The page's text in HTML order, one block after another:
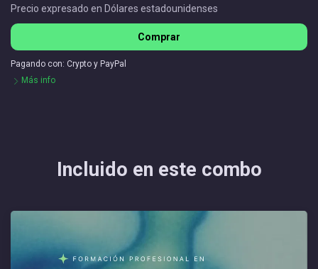
Precio expresado en Dólares estadounidenses
Comprar
Pagando con: Crypto y PayPal
Más info
Incluido en este combo